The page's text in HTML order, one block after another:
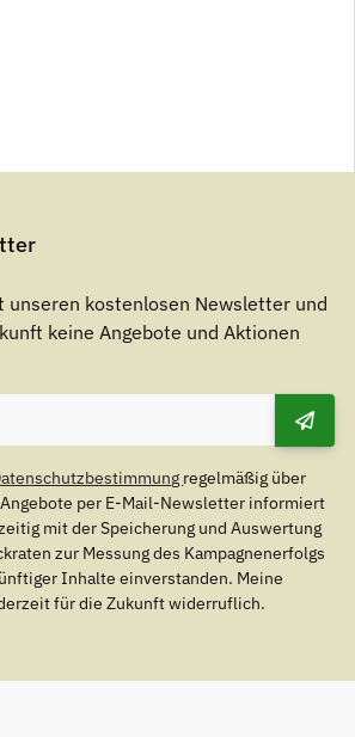
unseren kostenlosen Newsletter und
keine Angebote und Aktionen
regelmäßig über
per E-Mail-Newsletter informiert
mit der Speicherung und Auswertung
zur Messung des Kampagnenerfolgs
Inhalte einverstanden. Meine
für die Zukunft widerruflich.